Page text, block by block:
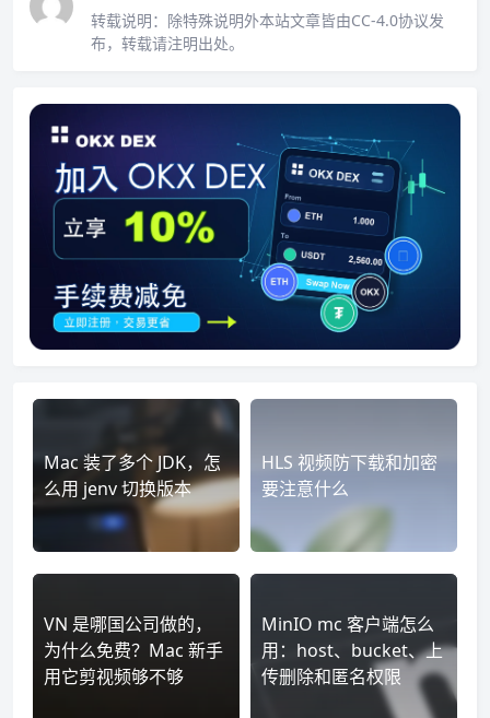
转载说明： 除特殊说明外本站文章皆由CC-4.0协议发
布，转载请注明出处。
Mac 装了多个 JDK，怎
么用 jenv 切换版本
HLS 视频防下载和加密
要注意什么
VN 是哪国公司做的，
为什么免费？Mac 新手
用它剪视频够不够
MinIO mc 客户端怎么
用：host、bucket、上
传删除和匿名权限